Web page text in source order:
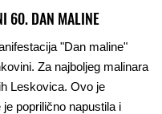
60. DAN MALINE
"Dan maline"
Za najboljeg malinara
Leskovica. Ovo je
poprilično napustila i